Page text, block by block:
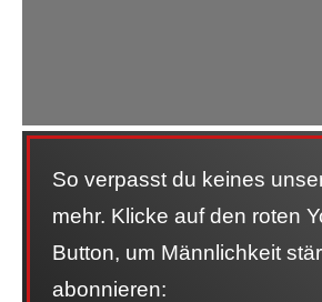
So verpasst du keines
mehr. Klicke auf den roten
Button, um Männlichkeit
abonnieren: